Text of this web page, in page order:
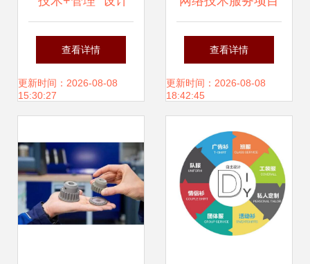
企业全过程工程咨
询服务新路径中的
查看详情
更新时间：2026-08-08
15:30:27
的发展前景
查看详情
更新时间：2026-08-08
18:42:45